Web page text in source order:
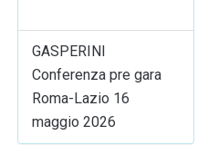
GASPERINI
Conferenza pre gara
Roma-Lazio 16
maggio 2026